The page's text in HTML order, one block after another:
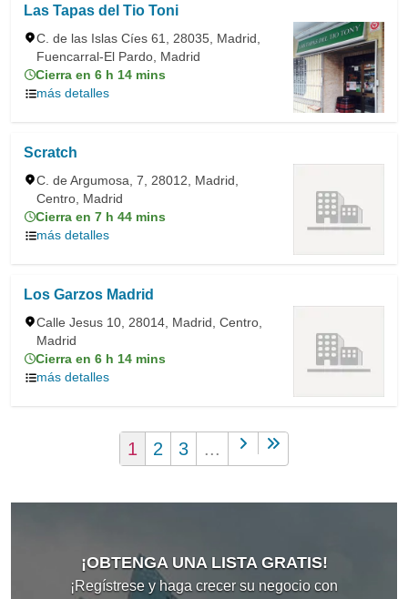
Las Tapas del Tio Toni
C. de las Islas Cíes 61, 28035, Madrid,
Fuencarral-El Pardo, Madrid
Cierra en 6 h 14 mins
más detalles
Scratch
C. de Argumosa, 7, 28012, Madrid,
Centro, Madrid
Cierra en 7 h 44 mins
más detalles
Los Garzos Madrid
Calle Jesus 10, 28014, Madrid, Centro,
Madrid
Cierra en 6 h 14 mins
más detalles
1 2 3 ...
¡OBTENGA UNA LISTA GRATIS!
¡Regístrese y haga crecer su negocio con